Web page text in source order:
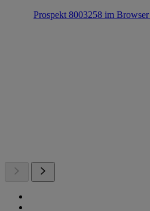
Prospekt 8003258 im Browser